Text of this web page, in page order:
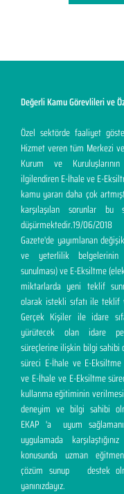
Değerli Kamu Görevlileri ve
Özel sektörde faaliyet
Hizmet veren tüm Merkezi
Kurum ve
ilgilendiren E-İhale ve E-
kamu yararı daha çok
karşılaşılan sorunlar bu
düşürmektedir.19/06/
Gazete'de yayımlanan
ve yeterlilik belgelerinin
sunulması) ve E-Eksiltme
miktarlarda yeni teklif
olarak istekli sıfatı ile teklif
Gerçek Kişiler ile idare
yürütecek olan idare
süreçlerine ilişkin bilgi sahibi
süreci E-İhale ve E-
ve E-İhale ve E-Eksiltme
kullanma eğitiminin
deneyim ve bilgi sahibi
EKAP 'a uyum
uygulamada
konusunda uzman
çözüm sunup destek
yanınızdayız.